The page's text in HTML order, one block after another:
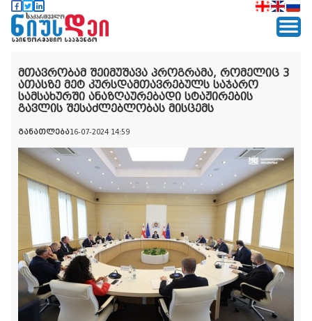
მთავრობამ შეიმუშავა პროგრამა, რომელიც 3
ათასზე მეტ კურსდამთავრებულს საჯარო
სამსახურში ანაზღაურებადი სტაჟირების
გავლის შესაძლებლობას მისცემს
განათლება16-07-2024 14:59